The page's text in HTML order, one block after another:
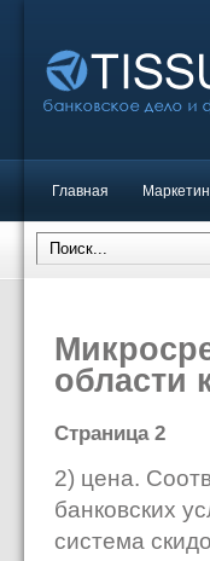
Главная
области
Страница 2
2) цена.
банковских
система